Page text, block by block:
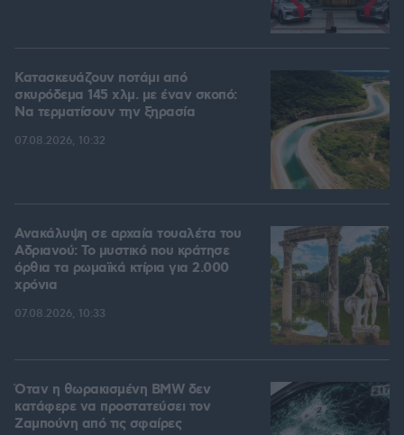
Κατασκευάζουν ποτάμι από
σκυρόδεμα 145 χλμ. με έναν σκοπό:
Να τερματίσουν την ξηρασία
07.08.2026, 10:32
Ανακάλυψη σε αρχαία τουαλέτα του
Αδριανού: Το μυστικό που κράτησε
όρθια τα ρωμαϊκά κτίρια για 2.000
χρόνια
07.08.2026, 10:33
Όταν η θωρακισμένη BMW δεν
κατάφερε να προστατεύσει τον
Ζαμπούνη από τις σφαίρες